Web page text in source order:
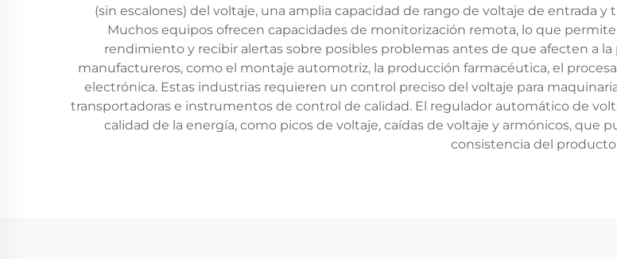
(sin escalones) del voltaje, una amplia capacidad de rango de voltaje de entrada
Muchos equipos ofrecen capacidades de monitorización remota, lo que
rendimiento y recibir alertas sobre posibles problemas antes de que afecten a
manufactureros, como el montaje automotriz, la producción farmacéutica, el
electrónica. Estas industrias requieren un control preciso del voltaje para
transportadoras e instrumentos de control de calidad. El regulador automático de
calidad de la energía, como picos de voltaje, caídas de voltaje y armónicos,
consistencia del